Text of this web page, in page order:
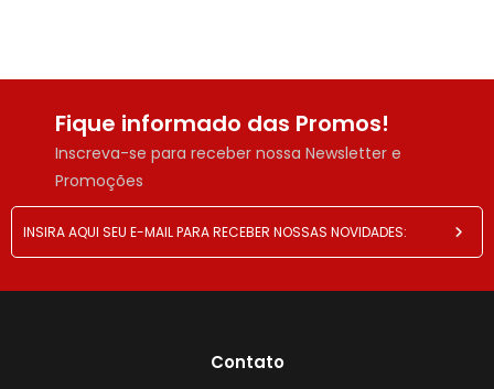
Fique informado das Promos!
Inscreva-se para receber nossa Newsletter e
Promoções
Contato